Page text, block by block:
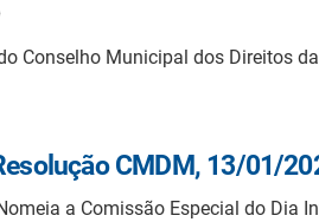
Conselho Municipal dos Direitos
CMDM, 13/01/
a Comissão Especial do Dia